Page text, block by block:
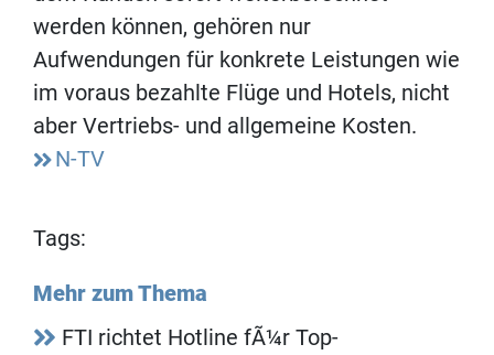
werden können, gehören nur
Aufwendungen für konkrete Leistungen wie
im voraus bezahlte Flüge und Hotels, nicht
aber Vertriebs- und allgemeine Kosten.
N-TV
Tags:
Mehr zum Thema
FTI richtet Hotline fÃ¼r Top-